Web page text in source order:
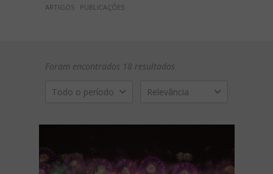
ARTIGOS
PUBLICAÇÕES
Foram encontrados 18 resultados
Todo o período Relevância